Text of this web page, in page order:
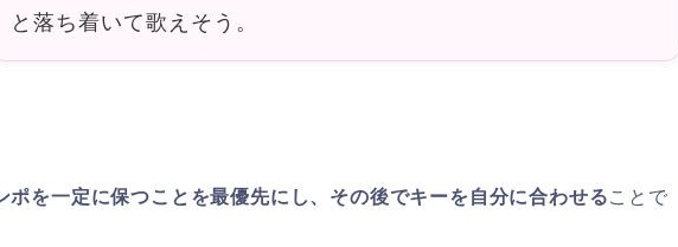
と落ち着いて歌えそう。
ポを一定に保つことを最優先にし、その後でキーを自分に合わせることで